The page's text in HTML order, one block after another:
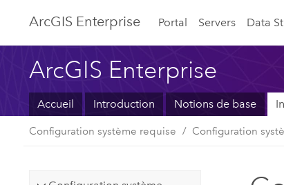
ArcGIS Enterprise Portal Servers Data
ArcGIS Enterprise
Accueil Introduction Notions de base
Configuration système requise Configuration